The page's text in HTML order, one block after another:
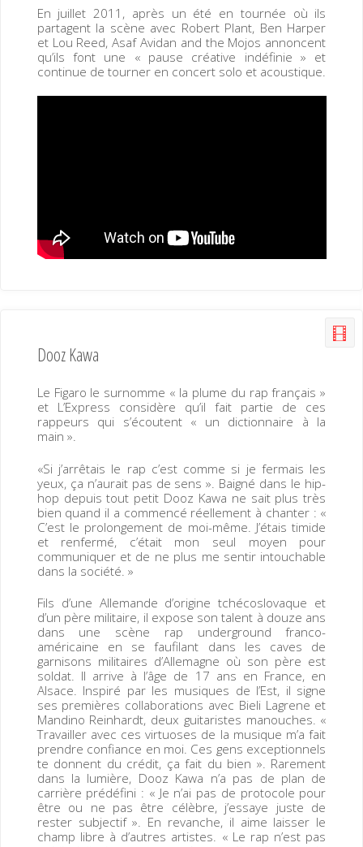
En juillet 2011, après un été en tournée où ils
partagent la scène avec Robert Plant, Ben Harper
et Lou Reed, Asaf Avidan and the Mojos annoncent
qu’ils font une « pause créative indéfinie » et
continue de tourner en concert solo et acoustique.
Dooz Kawa
Le Figaro le surnomme « la plume du rap français »
et L’Express considère qu’il fait partie de ces
rappeurs qui s’écoutent « un dictionnaire à la
main ».
«Si j’arrêtais le rap c’est comme si je fermais les
yeux, ça n’aurait pas de sens ». Baigné dans le hip-
hop depuis tout petit Dooz Kawa ne sait plus très
bien quand il a commencé réellement à chanter : «
C’est le prolongement de moi-même. J’étais timide
et renfermé, c’était mon seul moyen pour
communiquer et de ne plus me sentir intouchable
dans la société. »
Fils d’une Allemande d’origine tchécoslovaque et
d’un père militaire, il expose son talent à douze ans
dans une scène rap underground franco-
américaine en se faufilant dans les caves de
garnisons militaires d’Allemagne où son père est
soldat. Il arrive à l’âge de 17 ans en France, en
Alsace. Inspiré par les musiques de l’Est, il signe
ses premières collaborations avec Bieli Lagrene et
Mandino Reinhardt, deux guitaristes manouches. «
Travailler avec ces virtuoses de la musique m’a fait
prendre confiance en moi. Ces gens exceptionnels
te donnent du crédit, ça fait du bien ». Rarement
dans la lumière, Dooz Kawa n’a pas de plan de
carrière prédéfini : « Je n’ai pas de protocole pour
être ou ne pas être célèbre, j’essaye juste de
rester subjectif ». En revanche, il aime laisser le
champ libre à d’autres artistes. « Le rap n’est pas